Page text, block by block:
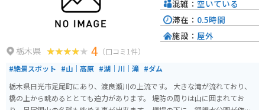
栃木県 4 （口コミ1件）
#絶景スポット #山｜高原 #湖｜川｜滝 #ダム
栃木県日光市足尾町にあり、渡良瀬川の上流です。 大きな滝が流れており、
橋の上から眺めるととても迫力があります。 堤防の周りは山に囲まれてお
混雑： 空いている
滞在： 0.5時間
施設： 屋外